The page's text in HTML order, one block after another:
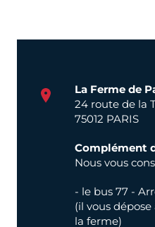
La Ferme de
24 route de la
75012 PARIS
Complément
Nous vous
- le bus 77 -
(il vous
la ferme)